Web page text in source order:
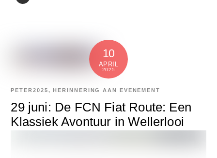
10
APRIL
2025
29 juni: De FCN Fiat Route: Een
Klassiek Avontuur in Wellerlooi
PETER2025,HERINNERING AAN EVENEMENT